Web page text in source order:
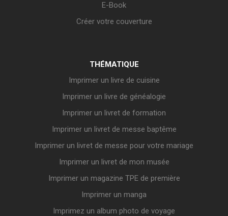
E-Book
Créer votre couverture
THÉMATIQUE
Imprimer un livre de cuisine
Imprimer un livre de généalogie
Imprimer un livret de formation
Imprimer un livret de messe baptême
Imprimer un livret de messe pour votre mariage
Imprimer un livret de mon musée
Imprimer un magazine TPE de première
Imprimer un manga
Imprimez un album photo de voyage